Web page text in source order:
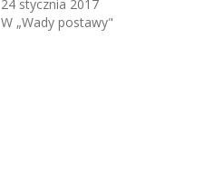
24 stycznia 2017
W „Wady postawy"